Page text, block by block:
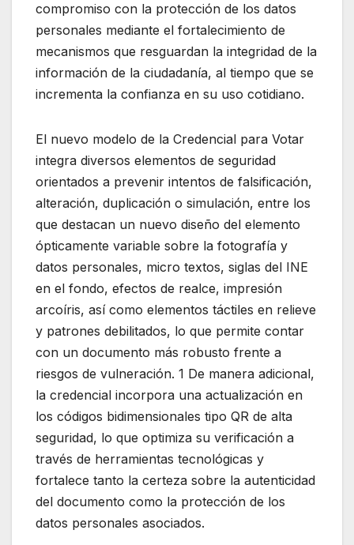
compromiso con la protección de los datos
personales mediante el fortalecimiento de
mecanismos que resguardan la integridad de la
información de la ciudadanía, al tiempo que se
incrementa la confianza en su uso cotidiano.
El nuevo modelo de la Credencial para Votar
integra diversos elementos de seguridad
orientados a prevenir intentos de falsificación,
alteración, duplicación o simulación, entre los
que destacan un nuevo diseño del elemento
ópticamente variable sobre la fotografía y
datos personales, micro textos, siglas del INE
en el fondo, efectos de realce, impresión
arcoíris, así como elementos táctiles en relieve
y patrones debilitados, lo que permite contar
con un documento más robusto frente a
riesgos de vulneración. 1 De manera adicional,
la credencial incorpora una actualización en
los códigos bidimensionales tipo QR de alta
seguridad, lo que optimiza su verificación a
través de herramientas tecnológicas y
fortalece tanto la certeza sobre la autenticidad
del documento como la protección de los
datos personales asociados.